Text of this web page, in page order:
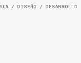
/ DISEÑO / DESARROLLO